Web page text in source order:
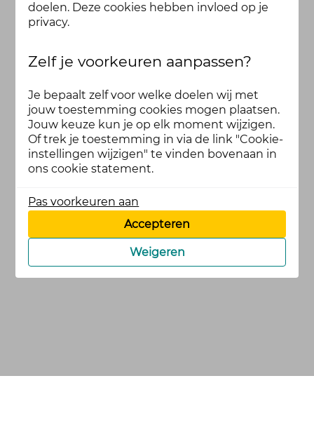
doelen. Deze cookies hebben invloed op je
privacy.
Zelf je voorkeuren aanpassen?
Je bepaalt zelf voor welke doelen wij met
jouw toestemming cookies mogen plaatsen.
Jouw keuze kun je op elk moment wijzigen.
Of trek je toestemming in via de link "Cookie-
instellingen wijzigen" te vinden bovenaan in
ons cookie statement.
Pas voorkeuren aan
Accepteren
Weigeren